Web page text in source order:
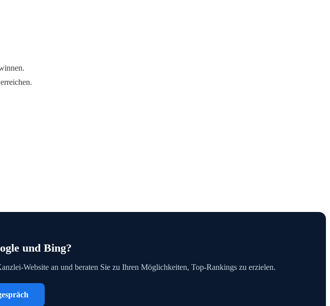
und Bing?
Website an und beraten Sie zu Ihren Möglichkeiten, Top-Rankings zu erzielen.